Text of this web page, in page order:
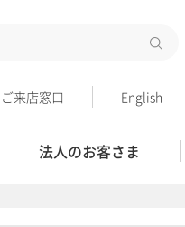
ご来店窓口 English
法人のお客さま